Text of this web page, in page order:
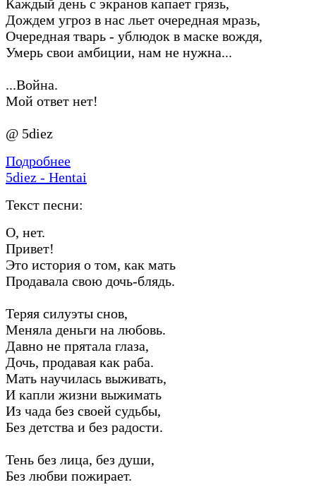
Каждый день с экранов капает грязь,
Дождем угроз в нас льет очередная мразь,
Очередная тварь - ублюдок в маске вождя,
Умерь свои амбиции, нам не нужна...
...Война.
Мой ответ нет!
@ 5diez
Подробнее
5diez - Hentai
Текст песни:
О, нет.
Привет!
Это история о том, как мать
Продавала свою дочь-блядь.
Теряя силуэты снов,
Меняла деньги на любовь.
Давно не прятала глаза,
Дочь, продавая как раба.
Мать научилась выживать,
И капли жизни выжимать
Из чада без своей судьбы,
Без детства и без радости.
Тень без лица, без души,
Без любви пожирает.